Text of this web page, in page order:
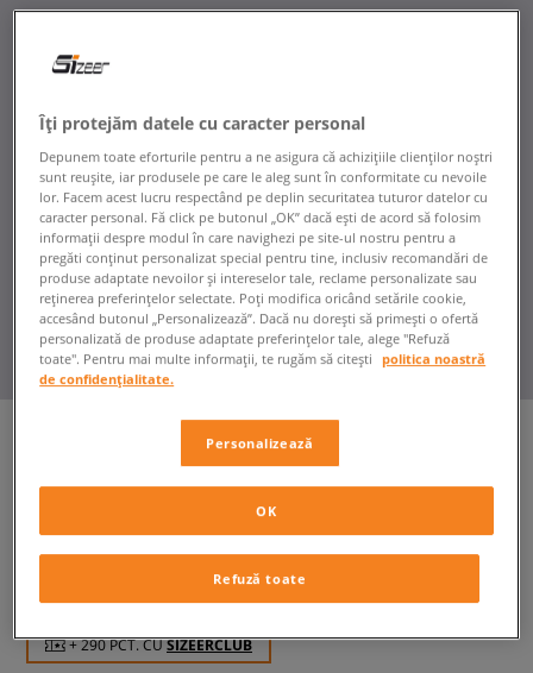
NIKE DUNK HIGH
+ 290 PCT. CUSIZEERCLUB
Îți protejăm datele cu caracter personal
Depunem toate eforturile pentru a ne asigura că achizițiile clienților noștri
sunt reușite, iar produsele pe care le aleg sunt în conformitate cu nevoile
lor. Facem acest lucru respectând pe deplin securitatea tuturor datelor cu
caracter personal. Fă click pe butonul „OK” dacă ești de acord să folosim
informații despre modul în care navighezi pe site-ul nostru pentru a
pregăti conținut personalizat special pentru tine, inclusiv recomandări de
produse adaptate nevoilor și intereselor tale, reclame personalizate sau
reținerea preferințelor selectate. Poți modifica oricând setările cookie,
accesând butonul „Personalizează”. Dacă nu dorești să primești o ofertă
personalizată de produse adaptate preferințelor tale, alege "Refuză
toate". Pentru mai multe informații, te rugăm să citești
politica noastră
de confidențialitate.
Personalizează
Refuză toate
OK